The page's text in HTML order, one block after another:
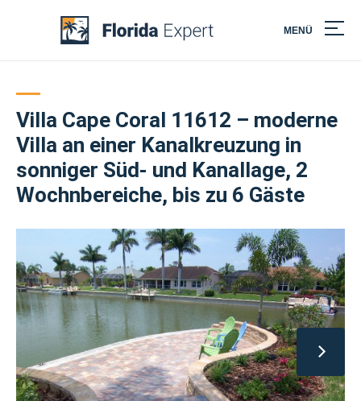
MENÜ
Skip
content
Villa Cape Coral 11612 – moderne
Villa an einer Kanalkreuzung in
sonniger Süd- und Kanallage, 2
Wochnbereiche, bis zu 6 Gäste